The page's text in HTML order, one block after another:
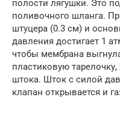
полости лягушки. Это
поливочного шланга.
штуцера (0.3 см) и
давления достигает 1
чтобы мембрана
пластиковую
штока. Шток с силой
клапан открывается и